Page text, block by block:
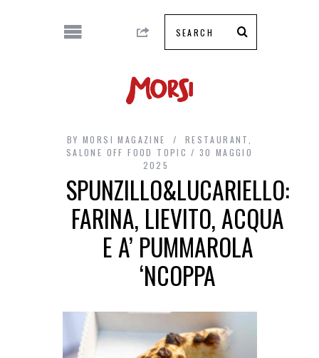
BY MORSI MAGAZINE RESTAURANT,
SALONE OFF FOOD TOPIC
30 MAGGIO
2025
SPUNZILLO&LUCARIELLO:
FARINA, LIEVITO, ACQUA
E A’ PUMMAROLA
‘NCOPPA